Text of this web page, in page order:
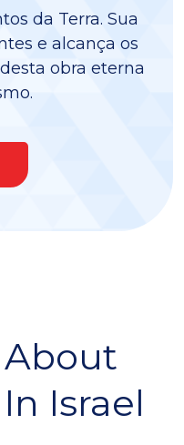
da Terra. Sua
e alcança os
obra eterna
Israel